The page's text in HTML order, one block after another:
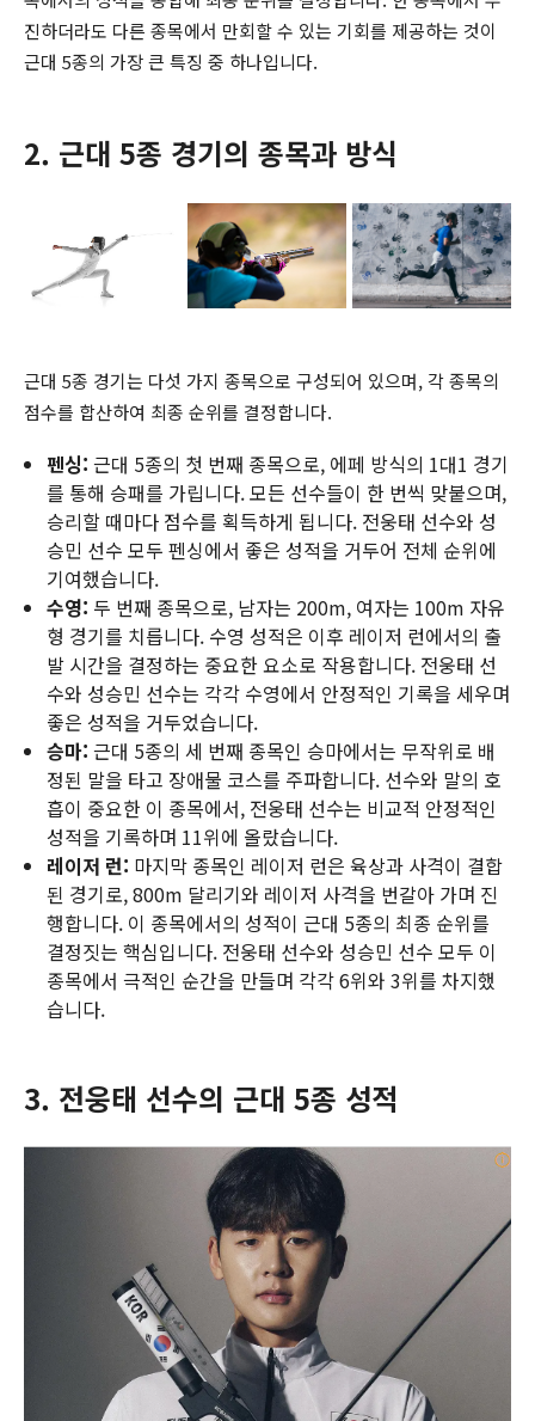
진하더라도 다른 종목에서 만회할 수 있는 기회를 제공하는 것이
근대 5종의 가장 큰 특징 중 하나입니다.
2. 근대 5종 경기의 종목과 방식
근대 5종 경기는 다섯 가지 종목으로 구성되어 있으며, 각 종목의
점수를 합산하여 최종 순위를 결정합니다.
펜싱: 근대 5종의 첫 번째 종목으로, 에페 방식의 1대1 경기
를 통해 승패를 가립니다. 모든 선수들이 한 번씩 맞붙으며,
승리할 때마다 점수를 획득하게 됩니다. 전웅태 선수와 성
승민 선수 모두 펜싱에서 좋은 성적을 거두어 전체 순위에
기여했습니다.
수영: 두 번째 종목으로, 남자는 200m, 여자는 100m 자유
형 경기를 치릅니다. 수영 성적은 이후 레이저 런에서의 출
발 시간을 결정하는 중요한 요소로 작용합니다. 전웅태 선
수와 성승민 선수는 각각 수영에서 안정적인 기록을 세우며
좋은 성적을 거두었습니다.
승마: 근대 5종의 세 번째 종목인 승마에서는 무작위로 배
정된 말을 타고 장애물 코스를 주파합니다. 선수와 말의 호
흡이 중요한 이 종목에서, 전웅태 선수는 비교적 안정적인
성적을 기록하며 11위에 올랐습니다.
레이저 런: 마지막 종목인 레이저 런은 육상과 사격이 결합
된 경기로, 800m 달리기와 레이저 사격을 번갈아 가며 진
행합니다. 이 종목에서의 성적이 근대 5종의 최종 순위를
결정짓는 핵심입니다. 전웅태 선수와 성승민 선수 모두 이
종목에서 극적인 순간을 만들며 각각 6위와 3위를 차지했
습니다.
3. 전웅태 선수의 근대 5종 성적